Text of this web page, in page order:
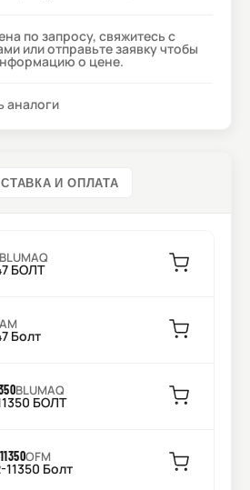
по запросу, свяжитесь с
или отправьте заявку чтобы
о цене.
аналоги
И ОПЛАТА
BLUMAQ
БОЛТ
AM
Болт
BLUMAQ
БОЛТ
OFM
11350 Болт